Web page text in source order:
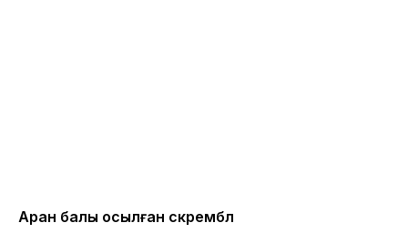
Арқан балық қосылған скрембл